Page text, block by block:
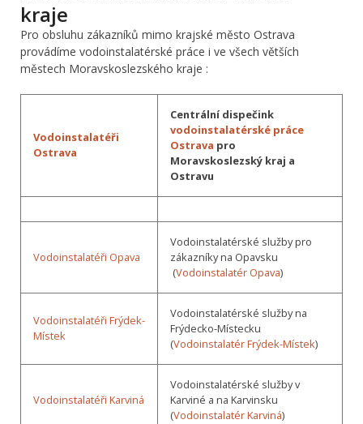
kraje
Pro obsluhu zákazníků mimo krajské město Ostrava
provádíme vodoinstalatérské práce i ve všech větších
městech Moravskoslezského kraje :
Vodoinstalatéři
Ostrava
Centrální dispečink
vodoinstalatérské práce
Ostrava pro
Moravskoslezský kraj a
Ostravu
Vodoinstalatéři Opava
Vodoinstalatérské služby pro
zákazníky na Opavsku
(Vodoinstalatér Opava)
Vodoinstalatéři Frýdek-
Místek
Vodoinstalatérské služby na
Frýdecko-Místecku
(Vodoinstalatér Frýdek-Místek)
Vodoinstalatéři Karviná
Vodoinstalatérské služby v
Karviné a na Karvinsku
(Vodoinstalatér Karviná)